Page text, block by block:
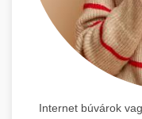
Internet búvárok